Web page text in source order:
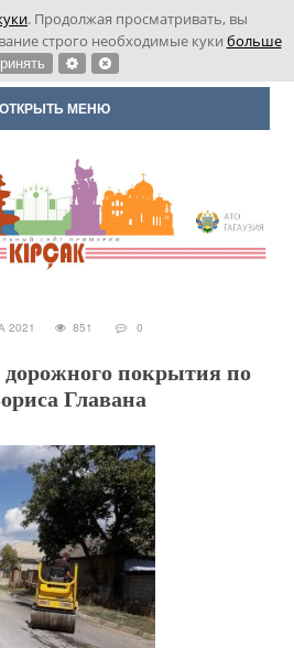
. Продолжая просматривать, вы
строго необходимые куки больше
МЕНЮ
2021 851 0
покрытия по
Главана